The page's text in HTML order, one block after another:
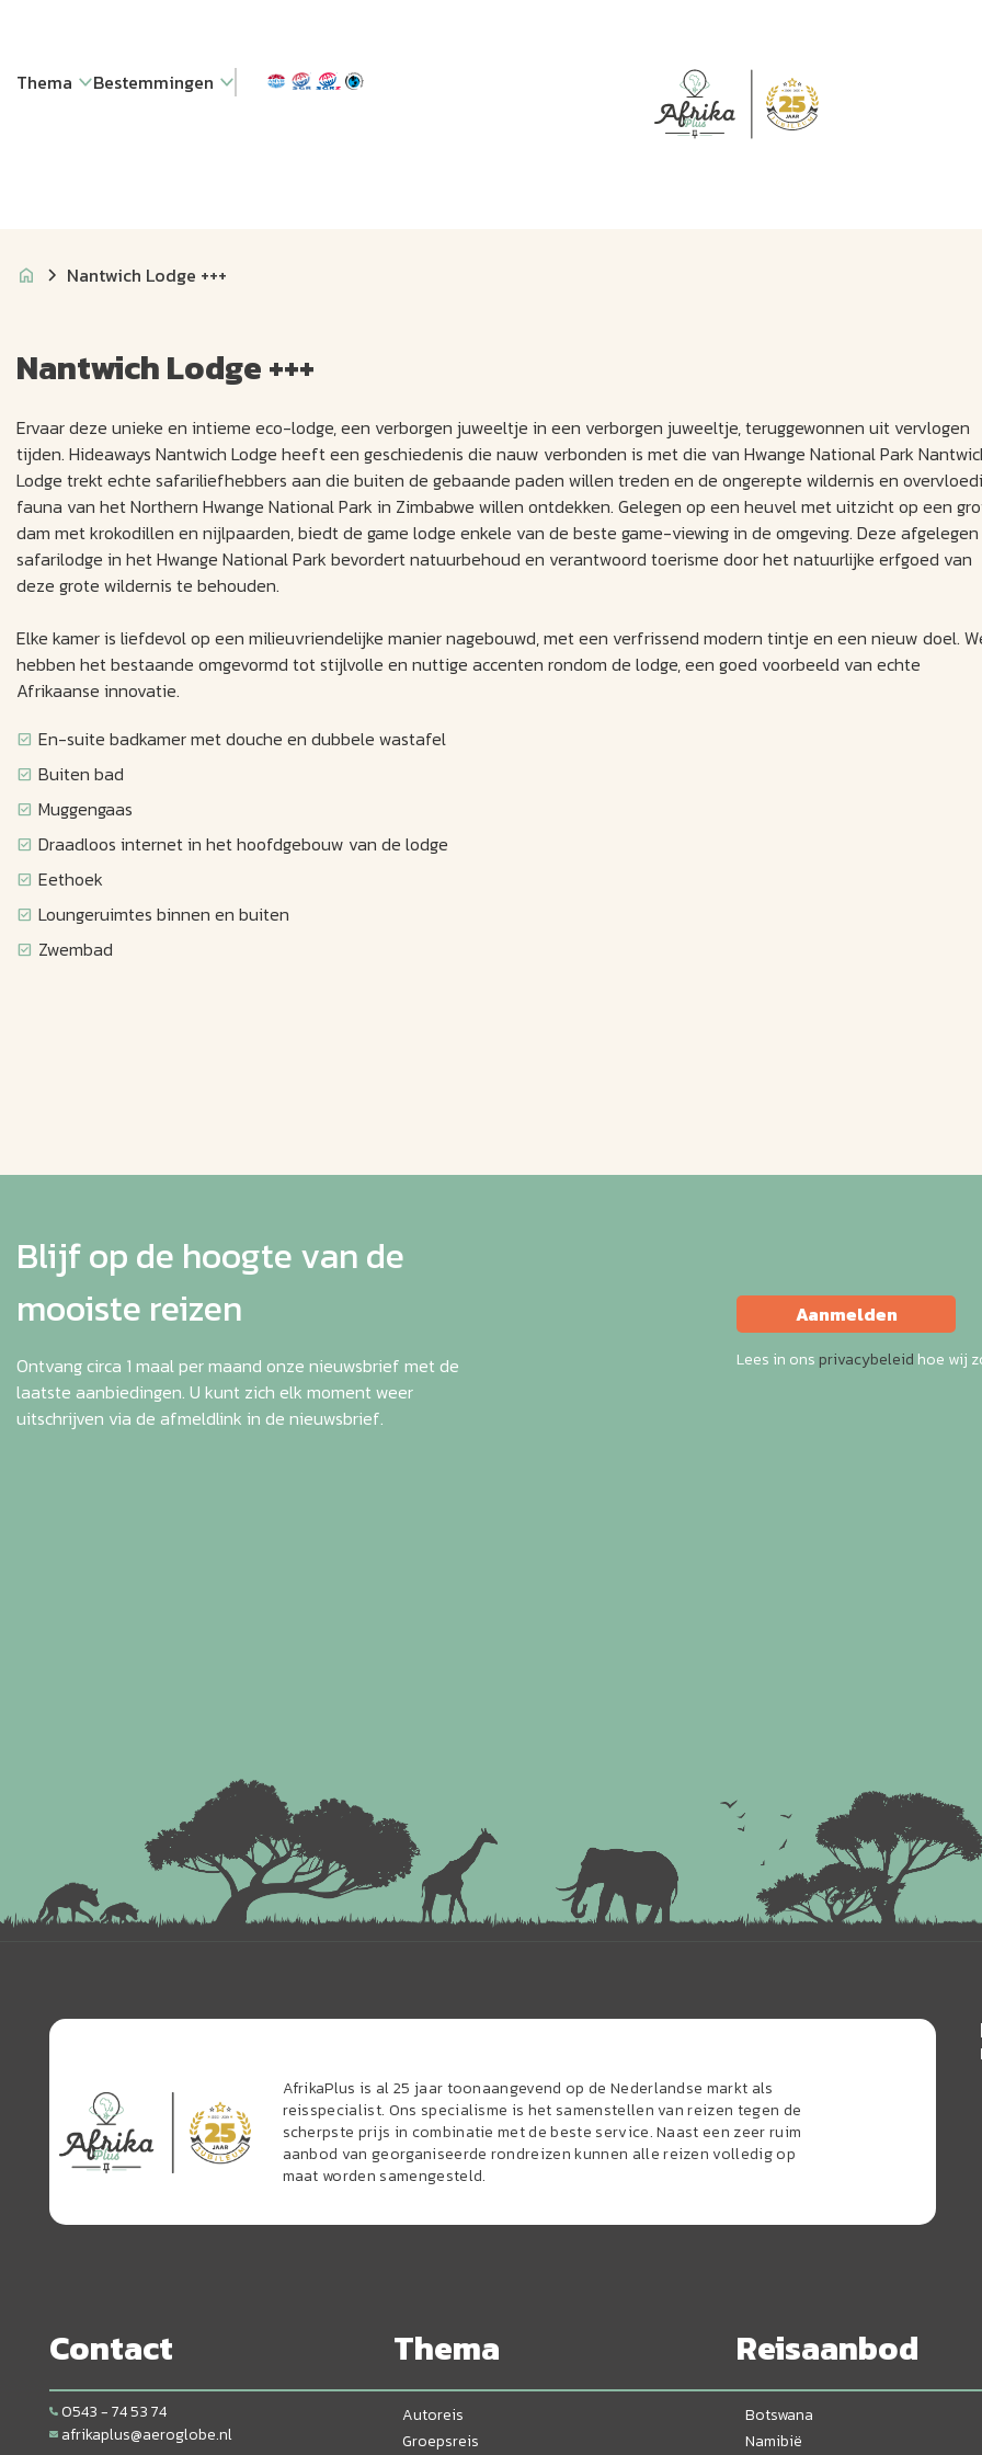
Thema Bestemmingen
JUBIL EUM
Nantwich Lodge +++
Nantwich Lodge +++
Ervaar deze unieke en intieme eco-lodge, een verborgen juweeltje in een verborgen juweeltje, teruggewonnen uit vervlogen
tijden. Hideaways Nantwich Lodge heeft een geschiedenis die nauw verbonden is met die van Hwange National Park
Lodge trekt echte safariliefhebbers aan die buiten de gebaande paden willen treden en de ongerepte wildernis en
fauna van het Northern Hwange National Park in Zimbabwe willen ontdekken. Gelegen op een heuvel met uitzicht op een
dam met krokodillen en nijlpaarden, biedt de game lodge enkele van de beste game-viewing in de omgeving. Deze afgelegen
safarilodge in het Hwange National Park bevordert natuurbehoud en verantwoord toerisme door het natuurlijke erfgoed van
deze grote wildernis te behouden.
Elke kamer is liefdevol op een milieuvriendelijke manier nagebouwd, met een verfrissend modern tintje en een nieuw doel.
hebben het bestaande omgevormd tot stijlvolle en nuttige accenten rondom de lodge, een goed voorbeeld van echte
Afrikaanse innovatie.
En-suite badkamer met douche en dubbele wastafel
Buiten bad
Muggengaas
Draadloos internet in het hoofdgebouw van de lodge
Eethoek
Loungeruimtes binnen en buiten
Zwembad
Blijf op de hoogte van de
mooiste reizen
Ontvang circa 1 maal per maand onze nieuwsbrief met de
laatste aanbiedingen. U kunt zich elk moment weer
uitschrijven via de afmeldlink in de nieuwsbrief.
Aanmelden
Lees in ons privacybeleid hoe wij
AfrikaPlus is al 25 jaar toonaangevend op de Nederlandse markt als
reisspecialist. Ons specialisme is het samenstellen van reizen tegen de
scherpste prijs in combinatie met de beste service. Naast een zeer ruim
aanbod van georganiseerde rondreizen kunnen alle reizen volledig op
maat worden samengesteld.
Contact
0543 - 74 53 74
afrikaplus@aeroglobe.nl
Thema
Autoreis
Groepsreis
Reisaanbod
Botswana
Namibië